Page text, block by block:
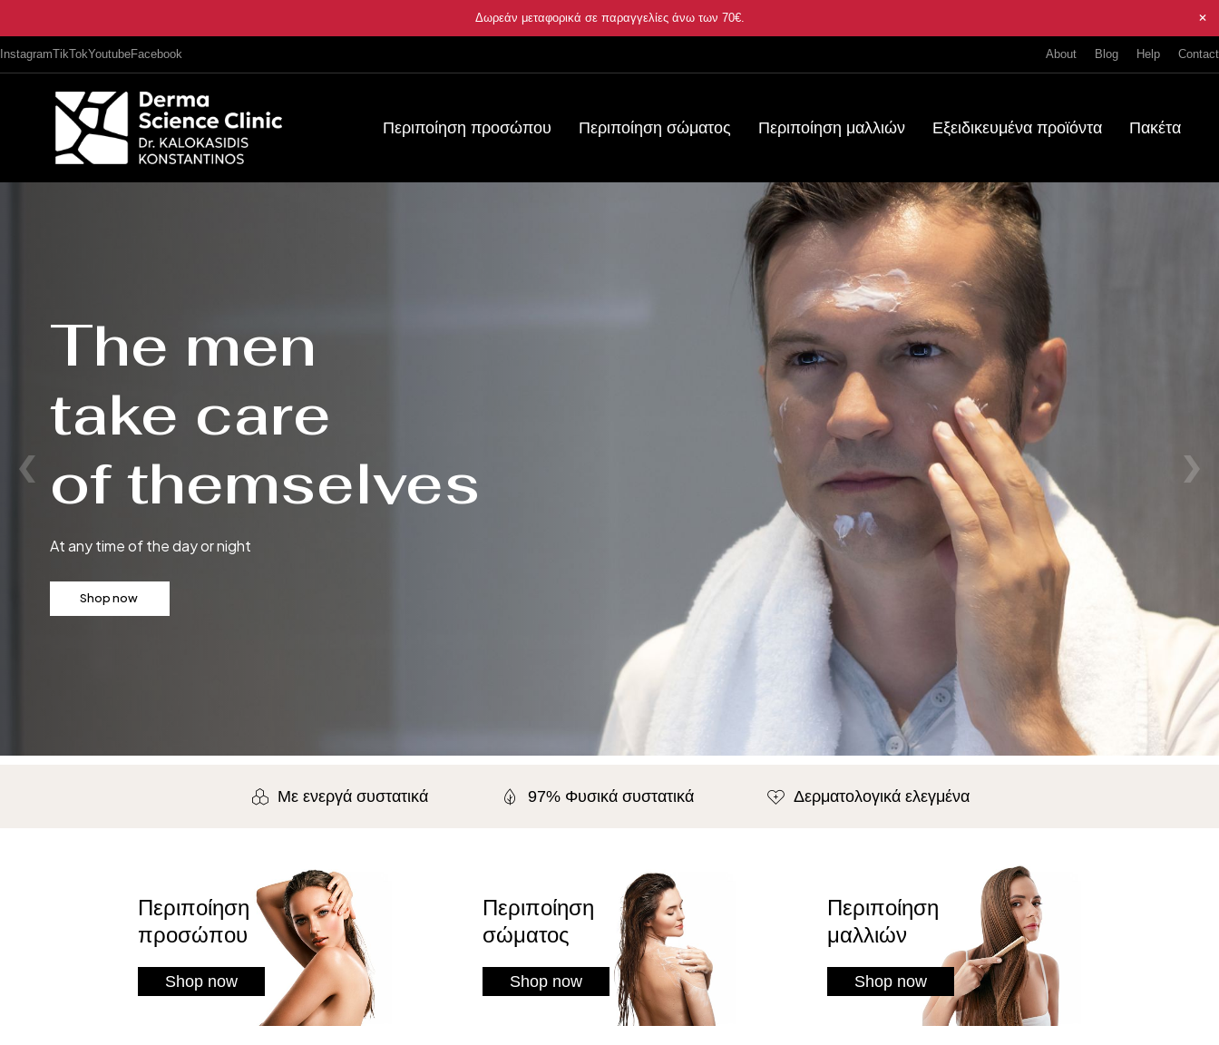
Δωρεάν μεταφορικά σε παραγγελίες άνω των 70€.
InstagramTikTokYoutubeFacebook About Blog Help Contact
Περιποίηση προσώπου Περιποίηση σώματος Περιποίηση μαλλιών Εξειδικευμένα προϊόντα Πακέτα
Καλλυντικά προϊόντα για κάθε δερματική πάθηση
Εξειδικευμένα
προϊόντα για
κάθε ανάγκη!
Anti-acne
Με ενεργά συστατικά 97% Φυσικά συστατικά Δερματολογικά ελεγμένα
Περιποίηση
προσώπου
Shop now
Περιποίηση
σώματος
Shop now
Περιποίηση
μαλλιών
Shop now